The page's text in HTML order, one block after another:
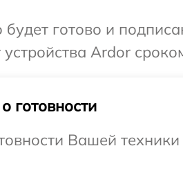
будет готово и
Ardor
готовности
Вашей техники